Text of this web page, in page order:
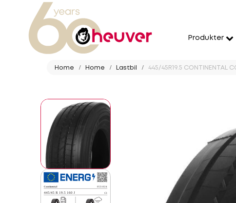
Produkter
Home Home Lastbil 445/45R19.5 CONTINENTAL